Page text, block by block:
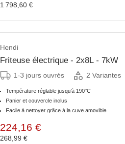
1 798,60 €
Hendi
Friteuse électrique - 2x8L - 7kW
1-3 jours ouvrés 2 Variantes
Température réglable jusqu’à 190°C
Panier et couvercle inclus
Facile à nettoyer grâce à la cuve amovible
224,16 €
268,99 €